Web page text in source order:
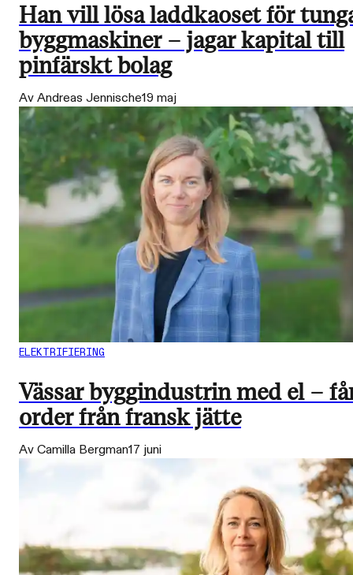
Han vill lösa laddkaoset för
byggmaskiner – jagar kapital till
pinfärskt bolag
Av Andreas Jennische19 maj
ELEKTRIFIERING
Vässar byggindustrin med el –
order från fransk jätte
Av Camilla Bergman17 juni